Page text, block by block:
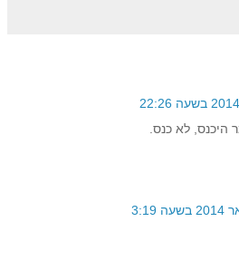
היכנס, לא כנס.